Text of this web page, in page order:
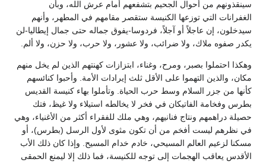
سينقذونهم من أحوال الجحيم بتشفعهم أمام عرش الله، وبأن
الغفرانات التي توزعها الكنيسة ستقصر مقامهم في المطهر، وأنهم
سيدخلون، إن عاجلاً أو آجلاً، فردوسا-يفوق جماله حتى جمال إيطاليا-لن
يكدر صفوه ملاك، ولا ضرائب، ولا عشور، ولا حرب، ولا حزن، ولا ألم.
وهكذا احتملوا بصبر، ومرح، وغناء، ابتزازات كهنتهم الذين لم يخل منهم
مكان، والذين التهموا على الأقل ثلث إيرادات الأمة. وأحبوا كنائسهم
كأنها من جزر السلام وسط حرب الحياة. وتأملوا بهاء كنيسة القديس
بطرس وفخامة الفاتيكان في فخر لا يخالطه استيلاء ولا غيظ، فتك
حصيلة دراهمهم ونتاج فنانيهم، وهي ملك للفقراء أكثر من الأغنياء، وهي
في نظرهم ليست أفخم من أن تكون مثوى لأول الرسل (بطرس)، أو
مسكنا لزعيم العالم المسيحي، خادم خدام المسيح. وإذا كان ذلك الأب
الأقدس يعاقب الهجمات إلى توجه للكنيسة، فما ذلك إلا ليمنع الحمقى